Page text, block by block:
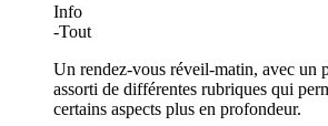
Info
-Tout
Un rendez-vous réveil-matin, avec un
assorti de différentes rubriques qui
certains aspects plus en profondeur.